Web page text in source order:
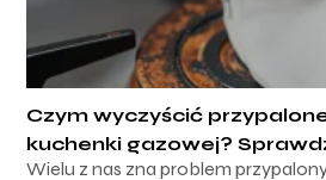
Czym wyczyścić
kuchenki gazowej?
Wielu z nas zna problem